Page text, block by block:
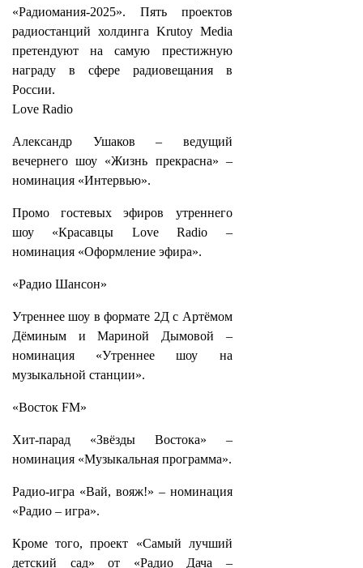
«Радиомания-2025». Пять проектов
радиостанций холдинга Krutoy Media
претендуют на самую престижную
награду в сфере радиовещания в
России.
Love Radio
Александр Ушаков – ведущий
вечернего шоу «Жизнь прекрасна» –
номинация «Интервью».
Промо гостевых эфиров утреннего
шоу «Красавцы Love Radio –
номинация «Оформление эфира».
«Радио Шансон»
Утреннее шоу в формате 2Д с Артёмом
Дёминым и Мариной Дымовой –
номинация «Утреннее шоу на
музыкальной станции».
«Восток FM»
Хит-парад «Звёзды Востока» –
номинация «Музыкальная программа».
Радио-игра «Вай, вояж!» – номинация
«Радио – игра».
Кроме того, проект «Самый лучший
детский сад» от «Радио Дача –